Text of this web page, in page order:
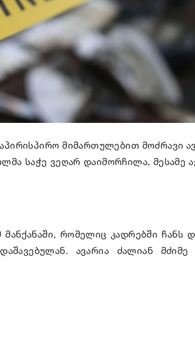
მიმართულებით მოძრავი
საჭე ვეღარ დაიმორჩილა, მესამე
რომელიც კადრებში ჩანს
ავარია ძალიან მძიმე